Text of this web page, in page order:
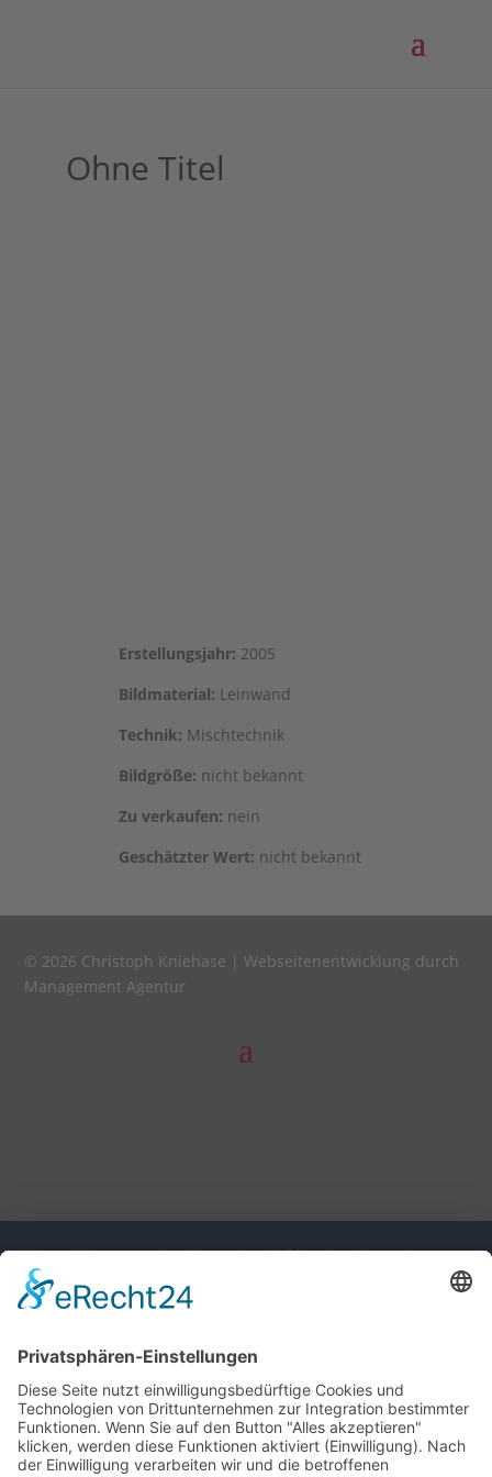
Ohne Titel
Erstel­lungs­jahr: 2005
Bild­ma­te­ri­al: Leinwand
Tech­nik: Mischtechnik
Bild­grö­ße: nicht bekannt
Zu ver­kau­fen: nein
Geschätz­ter Wert: nicht bekannt
© 2026 Christoph Kniehase |Webseitenentwicklung durch
Management Agentur
Diese Seite nutzt einwilligungsbedürftige Cookies und
Technologien von Drittunternehmen zur Integration
bestimmter Funktionen. Wenn Sie auf den Button "Alles
(Einwilligung). Nach der Einwilligung verarbeiten wir und die
betroffenen Drittunternehmen Ihre personenbezogenen Daten
für verschiedene Zwecke. Detaillierte Informationen zu
Zweck, Rechtsgrundlagen, Drittunternehmen können Sie
unter dem Button "Mehr" und in unserer